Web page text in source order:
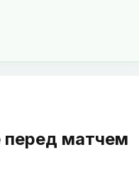
перед матчем